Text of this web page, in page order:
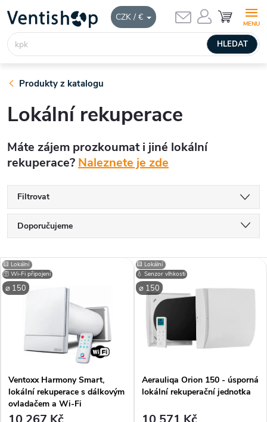
CZK / €
obsah
HLEDAT
NÁKUPNÍ
KOŠÍK
Produkty z katalogu
Lokální rekuperace
Máte zájem prozkoumat i jiné lokální
rekuperace? Naleznete je zde
Filtrovat
Ř
a
z
í
p
Doporučujeme
Nejdražší
Nejprodávanější
V
ý
s
⌀ 150
🟨 Lokální
🛜 Wi-Fi připojení
Ventoxx Harmony Smart,
lokální rekuperace s dálkovým
ovladačem a Wi-Fi
💧 Senzor vlhkosti
⌀ 150
🟨 Lokální
Aerauliqa Orion 150 - úsporná
lokální rekuperační jednotka